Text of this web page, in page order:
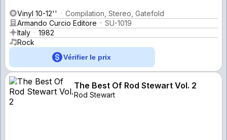
Vinyl 10-12''
Compilation, Stereo, Gatefold
Armando Curcio Editore
SU-1019
Italy
1982
Rock
Vérifier le prix
The Best Of Rod Stewart Vol. 2
Rod Stewart